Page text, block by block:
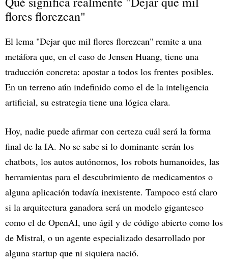
flores florezcan"
El lema "Dejar que mil flores florezcan" remite a una
metáfora que, en el caso de Jensen Huang, tiene una
traducción concreta: apostar a todos los frentes posibles.
En un terreno aún indefinido como el de la inteligencia
artificial, su estrategia tiene una lógica clara.
Hoy, nadie puede afirmar con certeza cuál será la forma
final de la IA. No se sabe si lo dominante serán los
chatbots, los autos autónomos, los robots humanoides, las
herramientas para el descubrimiento de medicamentos o
alguna aplicación todavía inexistente. Tampoco está claro
si la arquitectura ganadora será un modelo gigantesco
como el de OpenAI, uno ágil y de código abierto como los
de Mistral, o un agente especializado desarrollado por
alguna startup que ni siquiera nació.